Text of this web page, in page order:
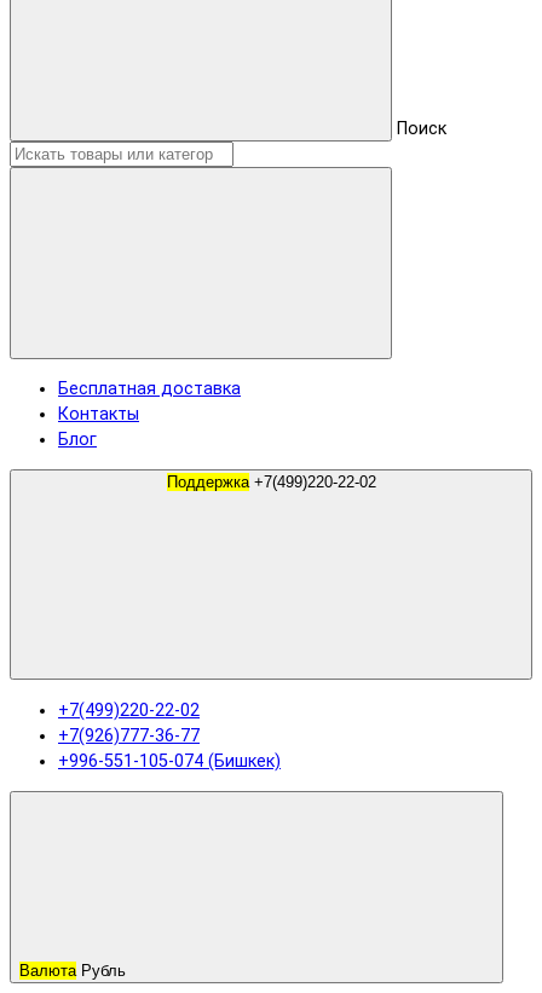
Поиск
Бесплатная доставка
Контакты
Блог
Поддержка +7(499)220-22-02
+7(499)220-22-02
+7(926)777-36-77
+996-551-105-074 (Бишкек)
Валюта Рубль